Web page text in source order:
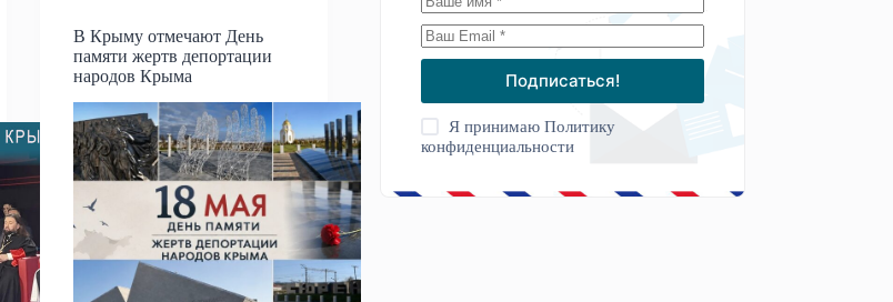
В Крыму отмечают День
памяти жертв депортации
народов Крыма
Подписаться!
Я принимаюПолитику
конфиденциальности